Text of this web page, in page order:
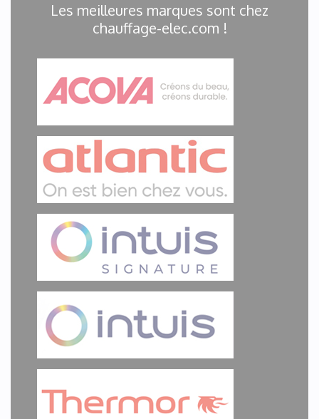
Les meilleures marques sont chez
chauffage-elec.com !